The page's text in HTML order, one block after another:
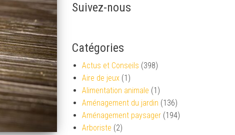
Suivez-nous
Catégories
Actus et Conseils (398)
Aire de jeux (1)
Alimentation animale (1)
Aménagement du jardin (136)
Aménagement paysager (194)
Arboriste (2)